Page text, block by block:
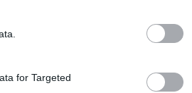
for Targeted